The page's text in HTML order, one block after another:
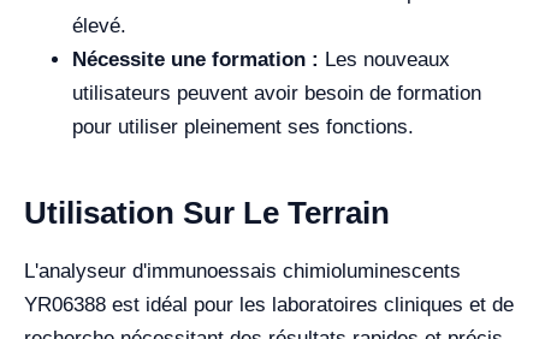
élevé.
Nécessite une formation : Les nouveaux
utilisateurs peuvent avoir besoin de formation
pour utiliser pleinement ses fonctions.
Utilisation Sur Le Terrain
L'analyseur d'immunoessais chimioluminescents
YR06388 est idéal pour les laboratoires cliniques et de